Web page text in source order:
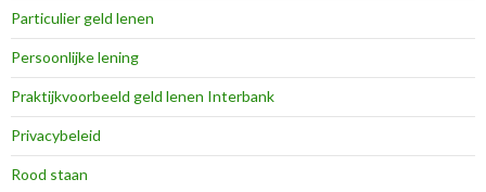
Particulier geld lenen
Persoonlijke lening
Praktijkvoorbeeld geld lenen Interbank
Privacybeleid
Rood staan